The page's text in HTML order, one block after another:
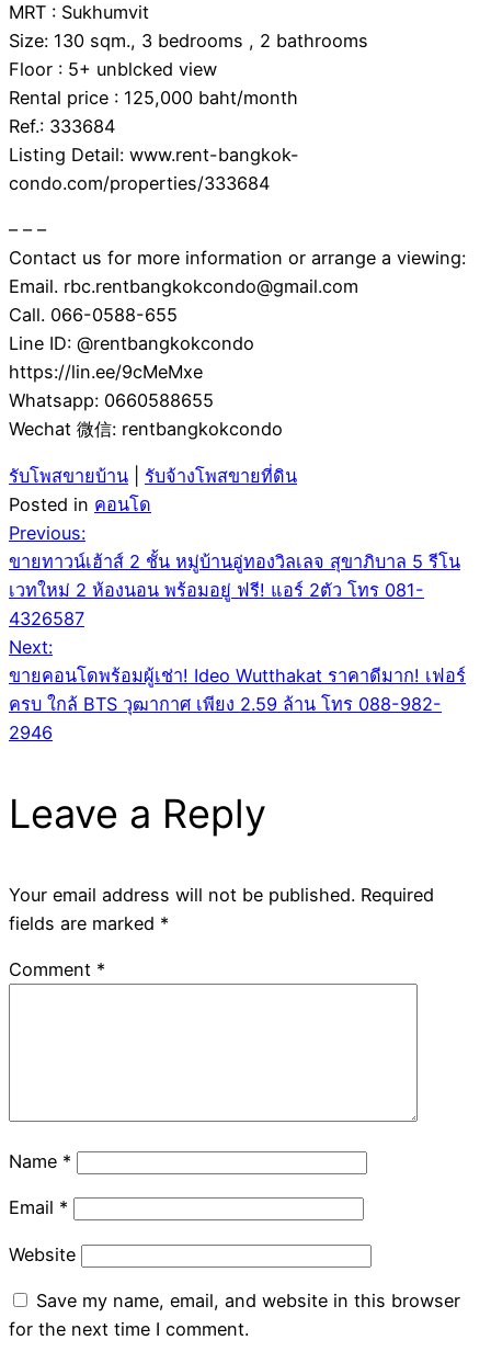
MRT : Sukhumvit
Size: 130 sqm., 3 bedrooms , 2 bathrooms
Floor : 5+ unblcked view
Rental price : 125,000 baht/month
Ref.: 333684
Listing Detail: www.rent-bangkok-
condo.com/properties/333684
– – –
Contact us for more information or arrange a viewing:
Email. rbc.rentbangkokcondo@gmail.com
Call. 066-0588-655
Line ID: @rentbangkokcondo
https://lin.ee/9cMeMxe
Whatsapp: 0660588655
Wechat 微信: rentbangkokcondo
รับโพสขายบ้าน
รับจ้างโพสขายที่ดิน
Posted in คอนโด
Post
navigation
Previous:
ขายทาวน์เฮ้าส์ 2 ชั้น หมู่บ้านอู่ทองวิลเลจ สุขาภิบาล 5 รีโน
เวทใหม่ 2 ห้องนอน พร้อมอยู่ ฟรี! แอร์ 2ตัว โทร 081-
4326587
Next:
ขายคอนโดพร้อมผู้เช่า! Ideo Wutthakat ราคาดีมาก! เฟอร์
ครบ ใกล้ BTS วุฒากาศ เพียง 2.59 ล้าน โทร 088-982-
2946
Leave a Reply
Your email address will not be published. Required
fields are marked *
Comment *
Name *
Email *
Website
Save my name, email, and website in this browser
for the next time I comment.